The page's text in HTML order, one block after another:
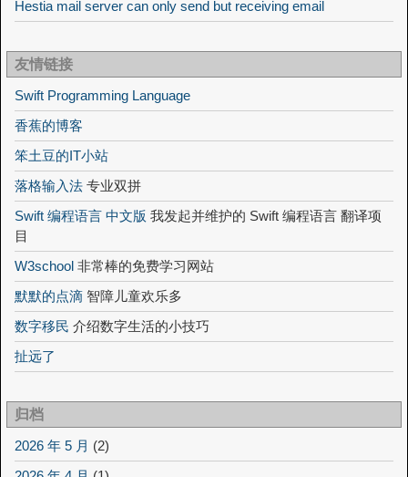
Hestia mail server can only send but receiving email
友情链接
Swift Programming Language
香蕉的博客
笨土豆的IT小站
落格输入法 专业双拼
Swift 编程语言 中文版 我发起并维护的 Swift 编程语言 翻译项
目
W3school 非常棒的免费学习网站
默默的点滴 智障儿童欢乐多
数字移民 介绍数字生活的小技巧
扯远了
归档
2026 年 5 月 (2)